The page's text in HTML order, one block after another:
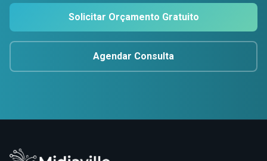
Solicitar Orçamento Gratuito
Agendar Consulta